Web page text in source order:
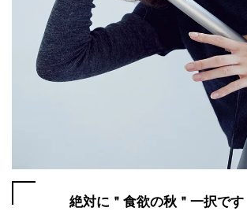
絶対に＂食欲の秋＂一択です